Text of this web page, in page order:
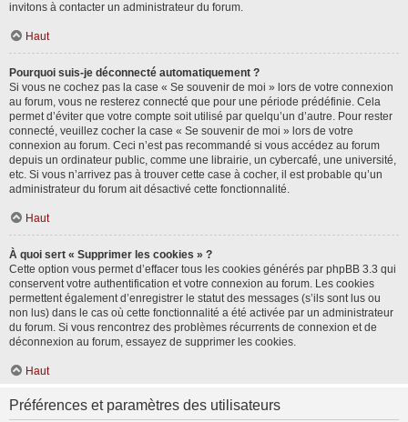
invitons à contacter un administrateur du forum.
Haut
Pourquoi suis-je déconnecté automatiquement ?
Si vous ne cochez pas la case « Se souvenir de moi » lors de votre connexion
au forum, vous ne resterez connecté que pour une période prédéfinie. Cela
permet d’éviter que votre compte soit utilisé par quelqu’un d’autre. Pour rester
connecté, veuillez cocher la case « Se souvenir de moi » lors de votre
connexion au forum. Ceci n’est pas recommandé si vous accédez au forum
depuis un ordinateur public, comme une librairie, un cybercafé, une université,
etc. Si vous n’arrivez pas à trouver cette case à cocher, il est probable qu’un
administrateur du forum ait désactivé cette fonctionnalité.
Haut
À quoi sert « Supprimer les cookies » ?
Cette option vous permet d’effacer tous les cookies générés par phpBB 3.3 qui
conservent votre authentification et votre connexion au forum. Les cookies
permettent également d’enregistrer le statut des messages (s’ils sont lus ou
non lus) dans le cas où cette fonctionnalité a été activée par un administrateur
du forum. Si vous rencontrez des problèmes récurrents de connexion et de
déconnexion au forum, essayez de supprimer les cookies.
Haut
Préférences et paramètres des utilisateurs